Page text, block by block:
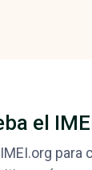
el
para